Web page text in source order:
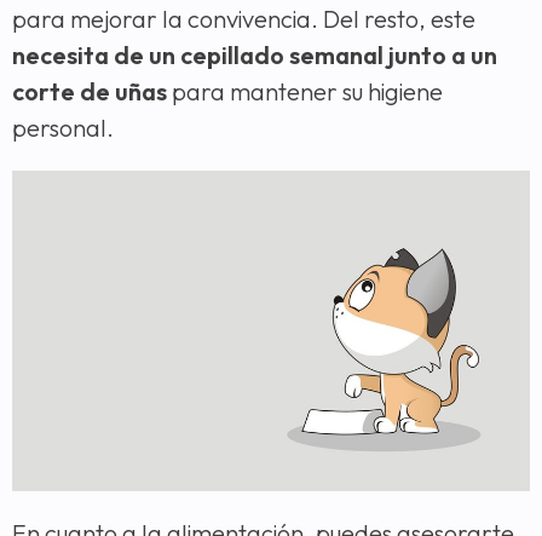
para mejorar la convivencia. Del resto, este
necesita de un cepillado semanal junto a un
corte de uñas para mantener su higiene
personal.